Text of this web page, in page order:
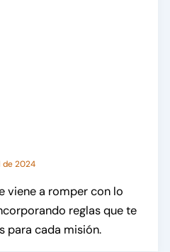
de 2024
viene a romper con lo
reglas que te
para cada misión.